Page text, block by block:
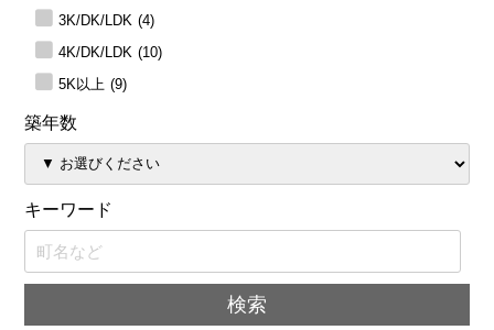
3K/DK/LDK (4)
4K/DK/LDK (10)
5K以上 (9)
築年数
キーワード